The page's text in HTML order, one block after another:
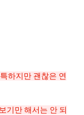
하지만 괜찮은 연
기만 해서는 안 되